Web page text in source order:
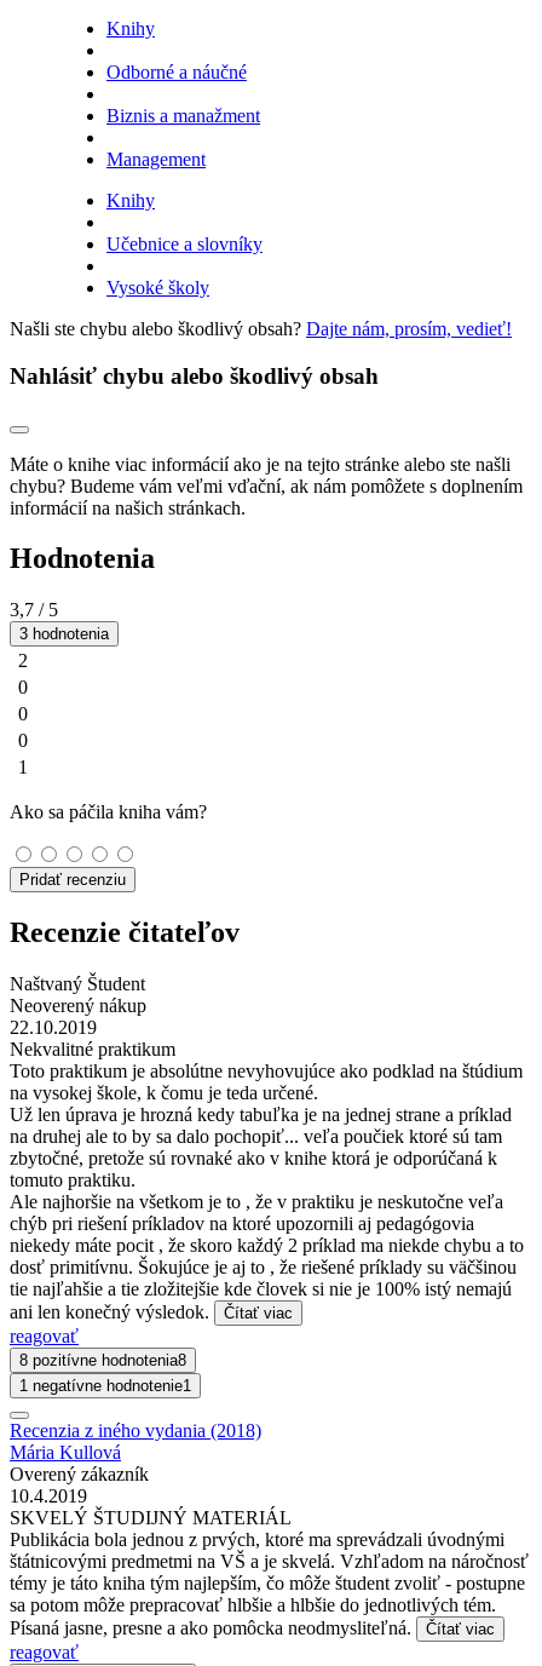
Knihy
Odborné a náučné
Biznis a manažment
Management
Knihy
Učebnice a slovníky
Vysoké školy
Našli ste chybu alebo škodlivý obsah? Dajte nám, prosím, vedieť!
Nahlásiť chybu alebo škodlivý obsah
Máte o knihe viac informácií ako je na tejto stránke alebo ste našli
chybu? Budeme vám veľmi vďační, ak nám pomôžete s doplnením
informácií na našich stránkach.
Hodnotenia
3,7 / 5
3 hodnotenia
2
0
0
0
1
Ako sa páčila kniha vám?
Pridať recenziu
Recenzie čitateľov
Naštvaný Študent
Neoverený nákup
22.10.2019
Nekvalitné praktikum
Toto praktikum je absolútne nevyhovujúce ako podklad na štúdium
na vysokej škole, k čomu je teda určené.
Už len úprava je hrozná kedy tabuľka je na jednej strane a príklad
na druhej ale to by sa dalo pochopiť... veľa poučiek ktoré sú tam
zbytočné, pretože sú rovnaké ako v knihe ktorá je odporúčaná k
tomuto praktiku.
Ale najhoršie na všetkom je to , že v praktiku je neskutočne veľa
chýb pri riešení príkladov na ktoré upozornili aj pedagógovia
niekedy máte pocit , že skoro každý 2 príklad ma niekde chybu a to
dosť primitívnu. Šokujúce je aj to , že riešené príklady su väčšinou
tie najľahšie a tie zložitejšie kde človek si nie je 100% istý nemajú
ani len konečný výsledok.
Čítať viac
reagovať
8 pozitívne hodnotenia8
1 negatívne hodnotenie1
Recenzia z iného vydania (2018)
Mária Kullová
Overený zákazník
10.4.2019
SKVELÝ ŠTUDIJNÝ MATERIÁL
Publikácia bola jednou z prvých, ktoré ma sprevádzali úvodnými
štátnicovými predmetmi na VŠ a je skvelá. Vzhľadom na náročnosť
témy je táto kniha tým najlepším, čo môže študent zvoliť - postupne
sa potom môže prepracovať hlbšie a hlbšie do jednotlivých tém.
Písaná jasne, presne a ako pomôcka neodmysliteľná.
Čítať viac
reagovať